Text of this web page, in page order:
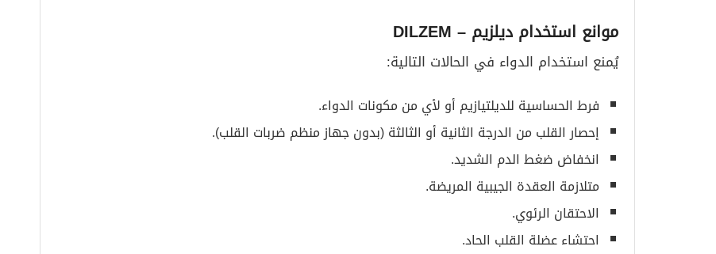
موانع استخدام ديلزيم – DILZEM
يُمنع استخدام الدواء في الحالات التالية:
فرط الحساسية للديلتيازيم أو لأي من مكونات الدواء.
إحصار القلب من الدرجة الثانية أو الثالثة (بدون جهاز منظم ضربات القلب).
انخفاض ضغط الدم الشديد.
متلازمة العقدة الجيبية المريضة.
الاحتقان الرئوي.
احتشاء عضلة القلب الحاد.